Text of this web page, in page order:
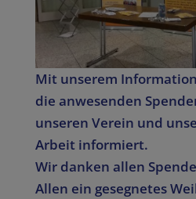
Mit unserem
die anwesenden
unseren Verein und
Arbeit informiert.
Wir danken allen
Allen ein gesegnetes